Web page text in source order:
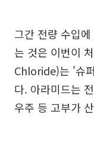
그간 전량 수입
는 것은 이번이
Chloride)는 '슈
다. 아라미드는
우주 등 고부가